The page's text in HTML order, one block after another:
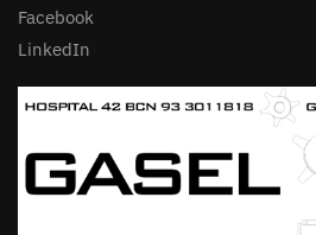
Facebook
LinkedIn